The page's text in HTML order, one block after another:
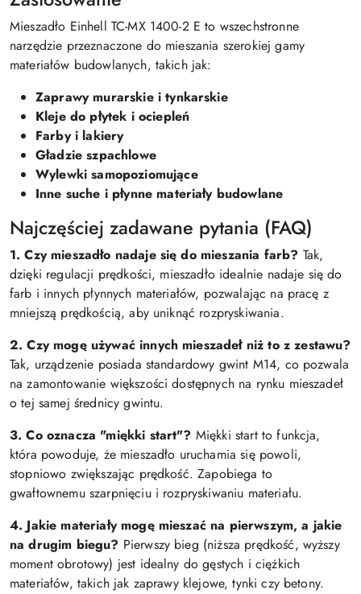
Mieszadło Einhell TC-MX 1400-2 E to wszechstronne
narzędzie przeznaczone do mieszania szerokiej gamy
materiałów budowlanych, takich jak:
Zaprawy murarskie i tynkarskie
Kleje do płytek i ociepleń
Farby i lakiery
Gładzie szpachlowe
Wylewki samopoziomujące
Inne suche i płynne materiały budowlane
Najczęściej zadawane pytania (FAQ)
1. Czy mieszadło nadaje się do mieszania farb? Tak,
dzięki regulacji prędkości, mieszadło idealnie nadaje się do
farb i innych płynnych materiałów, pozwalając na pracę z
mniejszą prędkością, aby uniknąć rozpryskiwania.
2. Czy mogę używać innych mieszadeł niż to z zestawu?
Tak, urządzenie posiada standardowy gwint M14, co pozwala
na zamontowanie większości dostępnych na rynku mieszadeł
o tej samej średnicy gwintu.
3. Co oznacza "miękki start"? Miękki start to funkcja,
która powoduje, że mieszadło uruchamia się powoli,
stopniowo zwiększając prędkość. Zapobiega to
gwałtownemu szarpnięciu i rozpryskiwaniu materiału.
4. Jakie materiały mogę mieszać na pierwszym, a jakie
na drugim biegu? Pierwszy bieg (niższa prędkość, wyższy
moment obrotowy) jest idealny do gęstych i ciężkich
materiałów, takich jak zaprawy klejowe, tynki czy betony.